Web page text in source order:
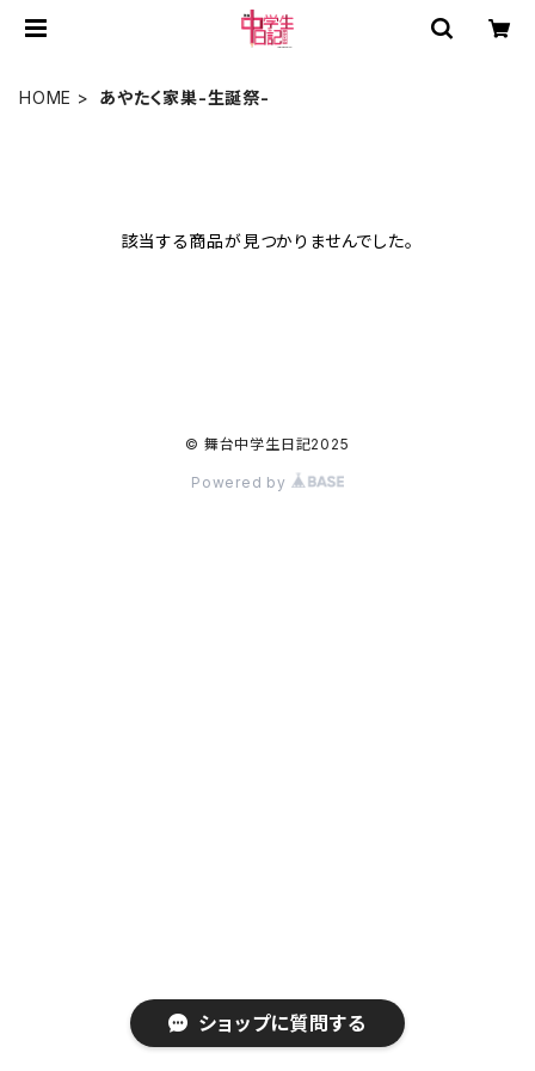
HOME あやたく家巣-生誕祭-
該当する商品が見つかりませんでした。
© 舞台中学生日記2025
Powered by
ショップに質問する